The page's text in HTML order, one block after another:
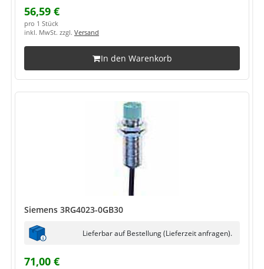
56,59 €
pro 1 Stück
inkl. MwSt. zzgl. Versand
In den Warenkorb
Siemens 3RG4023-0GB30
Lieferbar auf Bestellung (Lieferzeit anfragen).
71,00 €